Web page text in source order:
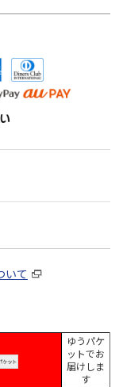
いて
ゆうパケ
ットでお
届けしま
す